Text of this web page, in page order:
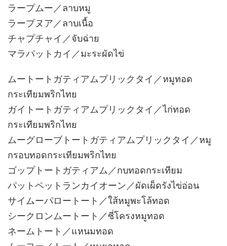
ラープムー／ลาบหมู
ラープヌア／ลาบเนื้อ
チャプチャイ／จับฉ่าย
マラパットカイ／มะระผัดไข่
ムートートガティアムプリックタイ／หมูทอด
กระเทียมพริกไทย
ガイトートガティアムプリックタイ／ไก่ทอด
กระเทียมพริกไทย
ムーグローブトートガティアムプリックタイ／หมู
กรอบทอดกระเทียมพริกไทย
ゴップトートガティアム／กบทอดกระเทียม
パットペットランカイオーン／ผัดเผ็ดรังไข่อ่อน
サイムーパロートート／ใส้หมูพะโล้ทอด
シークロンムートート／ซี่โครงหมูทอด
ネームトート／แหนมทอด